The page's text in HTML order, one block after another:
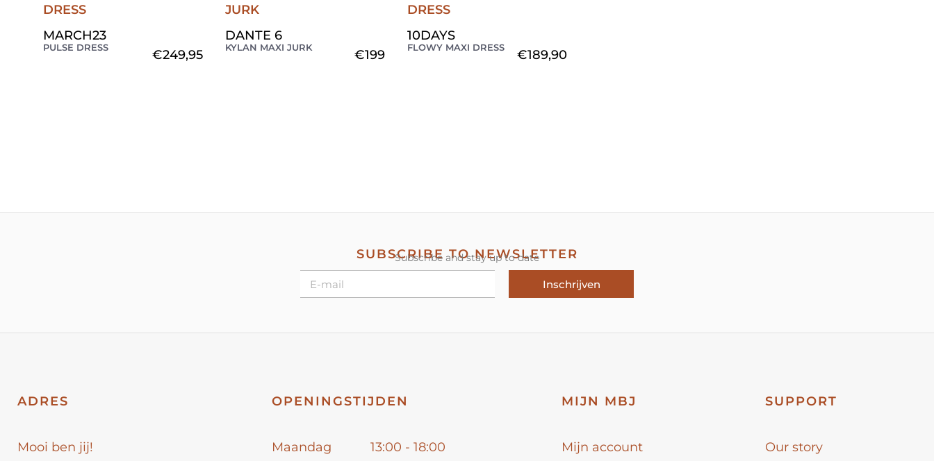
MARCH23
PULSE DRESS €249,95
DANTE 6
KYLAN MAXI JURK €199
10DAYS
FLOWY MAXI DRESS €189,90
SUBSCRIBE TO NEWSLETTER
Subscribe and stay up to date
Inschrijven
ADRES
Mooi ben jij!
OPENINGSTIJDEN
Maandag 13:00 - 18:00
MIJN MBJ
Mijn account
SUPPORT
Our story